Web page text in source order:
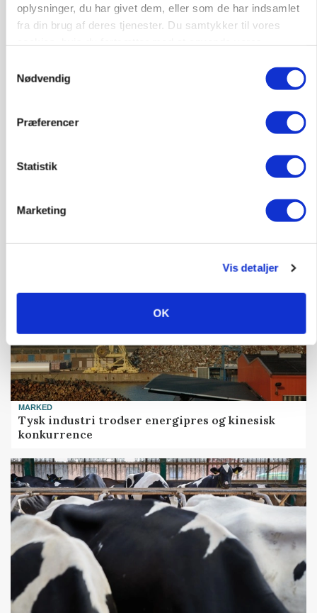
oplysninger, du har givet dem, eller som de har indsamlet
fra din brug af deres tjenester. Du samtykker til vores
Nødvendig
Præferencer
Statistik
Marketing
Vis detaljer
OK
milliardfond om proteinsatsning
MARKED
Tysk industri trodser energipres og kinesisk
konkurrence